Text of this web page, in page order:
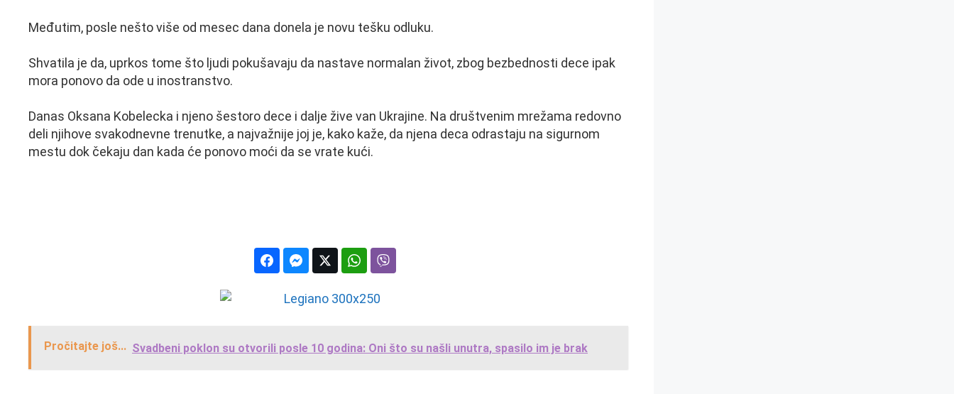
Međutim, posle nešto više od mesec dana donela je novu tešku odluku.
Shvatila je da, uprkos tome što ljudi pokušavaju da nastave normalan život, zbog bezbednosti dece ipak
mora ponovo da ode u inostranstvo.
Danas Oksana Kobelecka i njeno šestoro dece i dalje žive van Ukrajine. Na društvenim mrežama redovno
deli njihove svakodnevne trenutke, a najvažnije joj je, kako kaže, da njena deca odrastaju na sigurnom
mestu dok čekaju dan kada će ponovo moći da se vrate kući.
Pročitajte još... Svadbeni poklon su otvorili posle 10 godina: Oni što su našli unutra, spasilo im je brak